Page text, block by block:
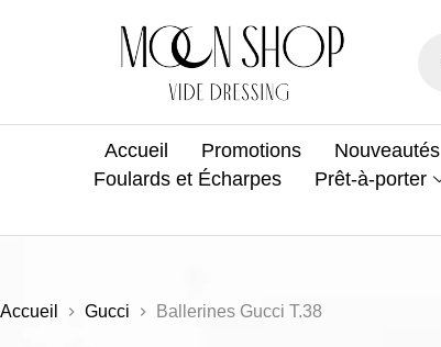
Accueil Promotions Nouveautés
Foulards et Écharpes
Prêt-à-porter
Accueil Gucci Ballerines Gucci T.38